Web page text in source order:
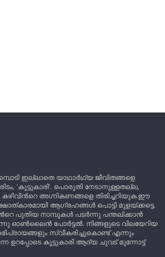
ഇല്ലാതെ യാഥാർഥ്യ ജീവിതങ്ങളെ
'കൂട്ടുകാരി'. പൊരുതി നേടാനുള്ളതല്ല,
അഗ്നികണങ്ങളെ തിരിച്ചറിയുക.ഈ
ആഗ്രഹങ്ങൾ പൊട്ടി മുളയ്ക്കട്ടെ.
പുതിയ നാമ്പുകൾ പടർന്നു പന്തലിക്കാൻ
ഓൺലൈൻ പോർട്ടൽ. നിങ്ങളുടെ വിലയേറിയ
സ്വീകരിച്ചുകൊണ്ട് എന്നും
ഉറപ്പോടെ കൂട്ടുകാരി ആദ്യ ചുവട് മുന്നോട്ട്